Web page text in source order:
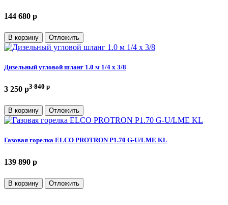
144 680 p
В корзину Отложить
Дизельный угловой шланг 1.0 м 1/4 х 3/8
3 250 p3 840 p
В корзину Отложить
Газовая горелка ELCO PROTRON P1.70 G-U/LME KL
139 890 p
В корзину Отложить